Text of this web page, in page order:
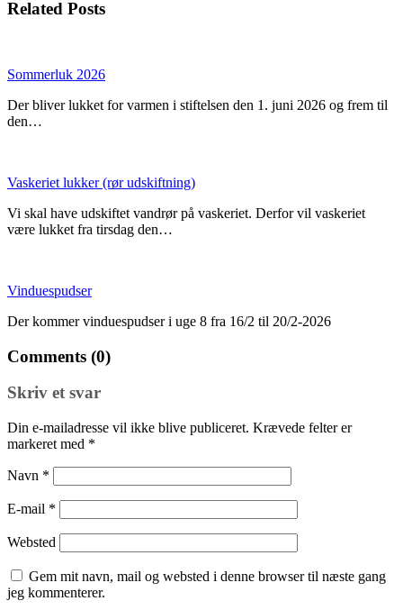
Related Posts
Sommerluk 2026
Der bliver lukket for varmen i stiftelsen den 1. juni 2026 og frem til
den…
Vaskeriet lukker (rør udskiftning)
Vi skal have udskiftet vandrør på vaskeriet. Derfor vil vaskeriet
være lukket fra tirsdag den…
Vinduespudser
Der kommer vinduespudser i uge 8 fra 16/2 til 20/2-2026
Comments (0)
Skriv et svar
Din e-mailadresse vil ikke blive publiceret. Krævede felter er
markeret med *
Navn *
E-mail *
Websted
Gem mit navn, mail og websted i denne browser til næste gang
jeg kommenterer.